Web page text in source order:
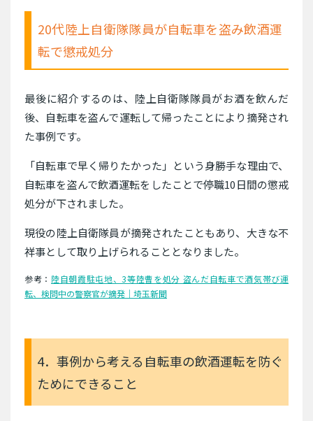
20代陸上自衛隊隊員が自転車を盗み飲酒運
転で懲戒処分
最後に紹介するのは、陸上自衛隊隊員がお酒を飲んだ
後、自転車を盗んで運転して帰ったことにより摘発され
た事例です。
「自転車で早く帰りたかった」という身勝手な理由で、
自転車を盗んで飲酒運転をしたことで停職10日間の懲戒
処分が下されました。
現役の陸上自衛隊員が摘発されたこともあり、大きな不
祥事として取り上げられることとなりました。
参考： 陸自朝霞駐屯地、3等陸曹を処分 盗んだ自転車で酒気帯び運
転、検問中の警察官が摘発｜埼玉新聞
4．事例から考える自転車の飲酒運転を防ぐ
ためにできること